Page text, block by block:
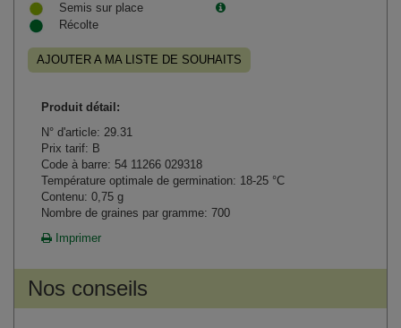
Semis sur place
Récolte
AJOUTER A MA LISTE DE SOUHAITS
Produit détail:
N° d'article: 29.31
Prix tarif: B
Code à barre: 54 11266 029318
Température optimale de germination: 18-25 °C
Contenu: 0,75 g
Nombre de graines par gramme: 700
Imprimer
Nos conseils